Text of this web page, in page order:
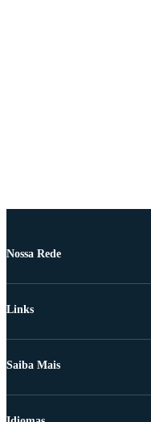
Nossa Rede
Links
Saiba Mais